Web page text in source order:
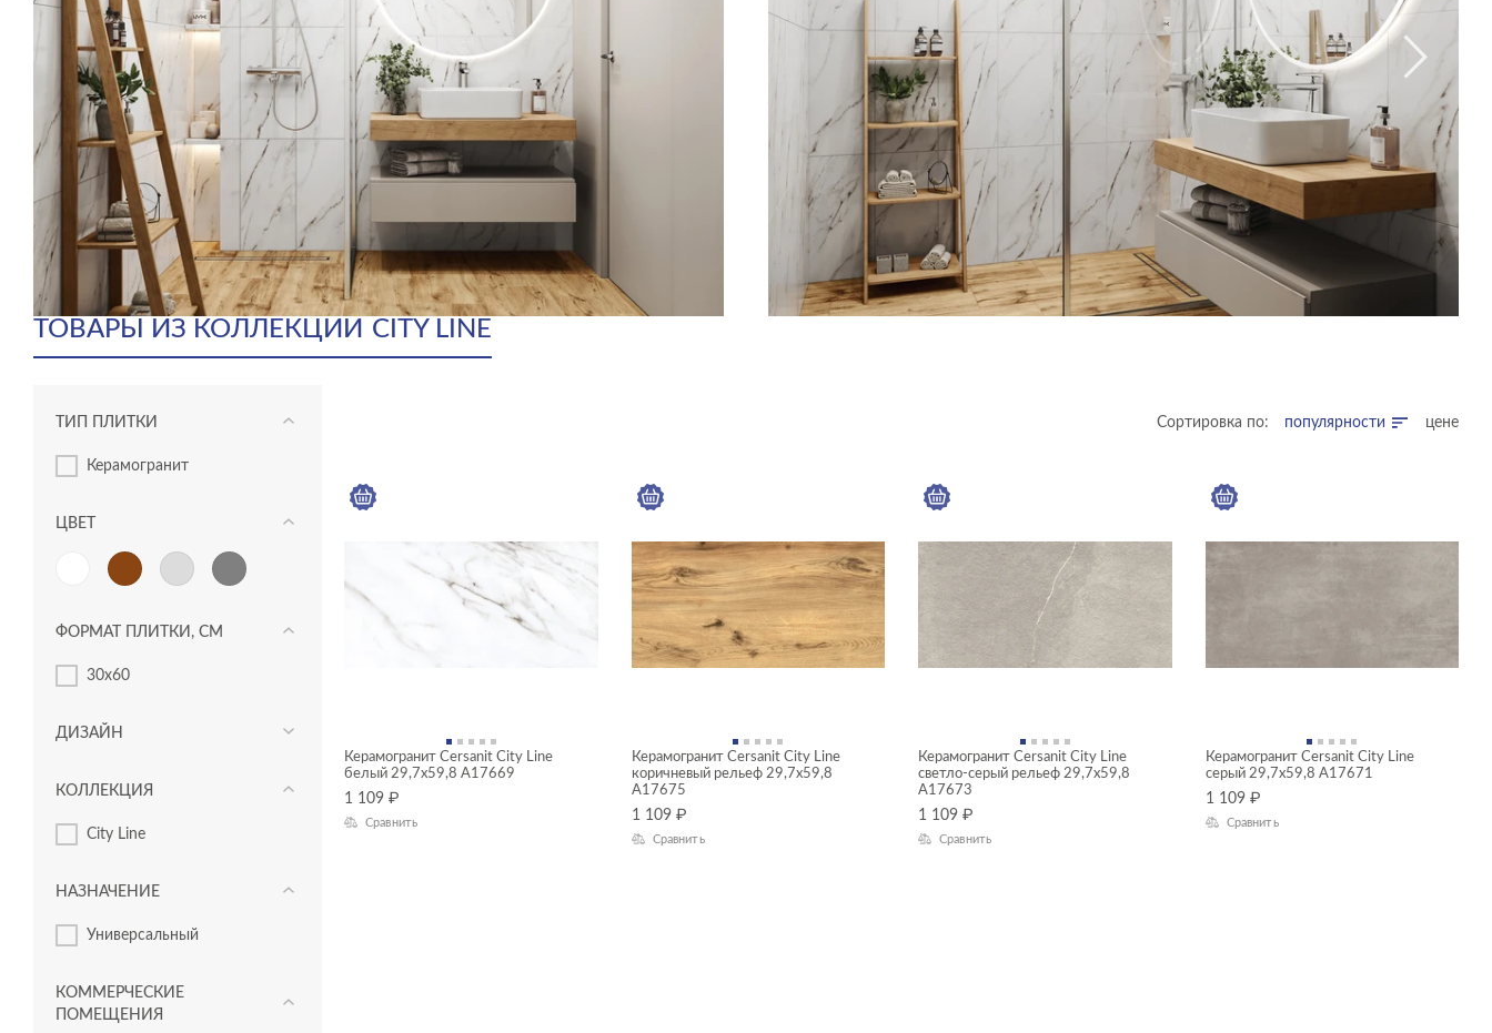
ТОВАРЫ ИЗ КОЛЛЕКЦИИ CITY LINE
ТИП ПЛИТКИ
керамогранит
ЦВЕТ
ФОРМАТ ПЛИТКИ, СМ
30x60
ДИЗАЙН
КОЛЛЕКЦИЯ
City Line
НАЗНАЧЕНИЕ
Универсальный
КОММЕРЧЕСКИЕ
ПОМЕЩЕНИЯ
Сортировка по: популярности цене
Керамогранит Cersanit City Line
белый 29,7x59,8 A17669
1 109 ₽
Сравнить
Керамогранит Cersanit City Line
коричневый рельеф 29,7x59,8
A17675
1 109 ₽
Сравнить
Керамогранит Cersanit City Line
светло-серый рельеф 29,7x59,8
A17673
1 109 ₽
Сравнить
Керамогранит Cersanit City Line
серый 29,7x59,8 A17671
1 109 ₽
Сравнить